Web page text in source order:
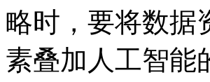
略时，要将数
素叠加人工智能